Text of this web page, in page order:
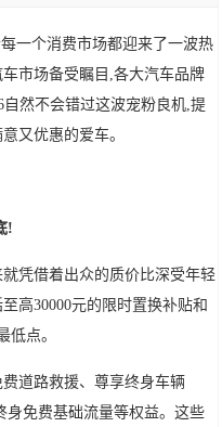
一个消费市场都迎来了一波热
市场备受瞩目,各大汽车品牌
然不会错过这波宠粉良机,提
又优惠的爱车。
!
凭借着出众的质价比深受年轻
高30000元的限时置换补贴和
低点。
道路救援、尊享终身车辆
身免费基础流量等权益。这些